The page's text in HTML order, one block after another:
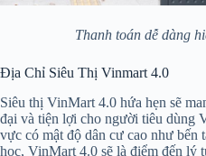
Thanh toán dễ dàng
Địa Chỉ Siêu Thị Vinmart 4.0
Siêu thị VinMart 4.0 hứa hẹn sẽ
đại và tiện lợi cho người tiêu dùng
vực có mật độ dân cư cao như bến
học, VinMart 4.0 sẽ là điểm đến lý